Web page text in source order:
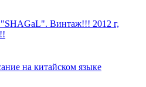
Винтаж!!! 2012 г,
на китайском языке